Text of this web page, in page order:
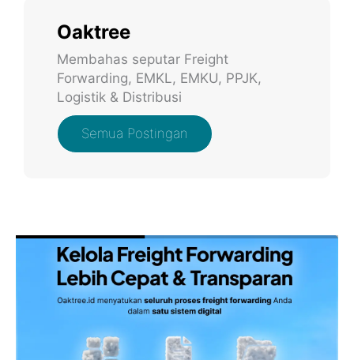
Oaktree
Membahas seputar Freight
Forwarding, EMKL, EMKU, PPJK,
Logistik & Distribusi
Semua Postingan